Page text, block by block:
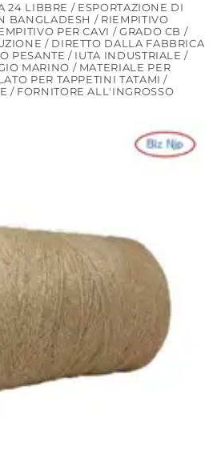
24 LIBBRE / ESPORTAZIONE DI
BANGLADESH / RIEMPITIVO
PER CAVI / GRADO CB /
/ DIRETTO DALLA FABBRICA
PESANTE / IUTA INDUSTRIALE /
MARINO / MATERIALE PER
PER TAPPETINI TATAMI /
/ FORNITORE ALL'INGROSSO